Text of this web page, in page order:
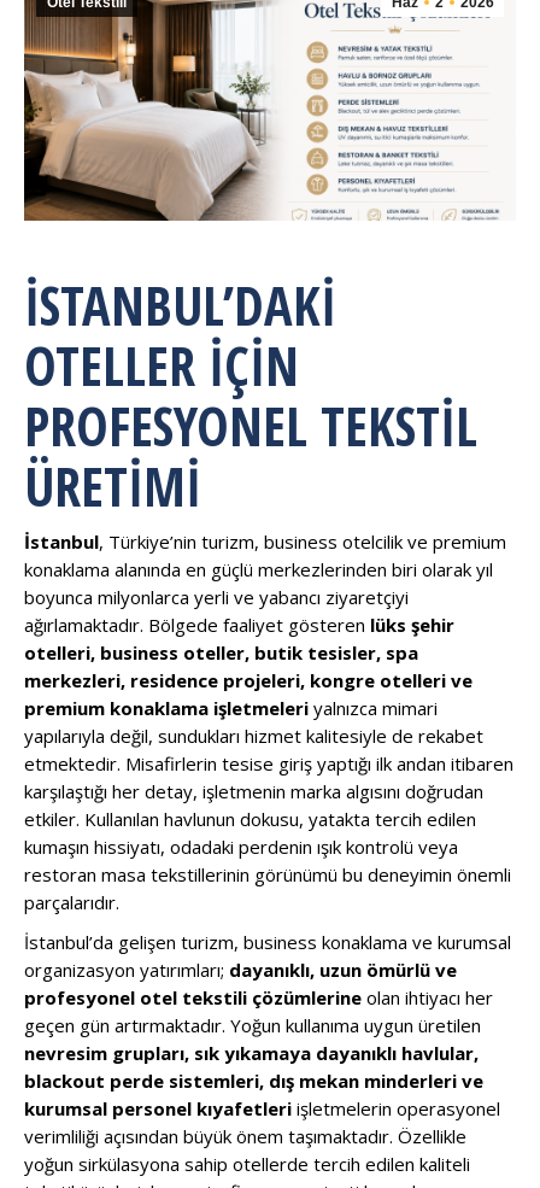
İSTANBUL’DAKI
OTELLER İÇIN
PROFESYONEL TEKSTIL
ÜRETIMI
İstanbul, Türkiye’nin turizm, business otelcilik ve premium
konaklama alanında en güçlü merkezlerinden biri olarak yıl
boyunca milyonlarca yerli ve yabancı ziyaretçiyi
ağırlamaktadır. Bölgede faaliyet gösteren lüks şehir
otelleri, business oteller, butik tesisler, spa
merkezleri, residence projeleri, kongre otelleri ve
premium konaklama işletmeleri yalnızca mimari
yapılarıyla değil, sundukları hizmet kalitesiyle de rekabet
etmektedir. Misafirlerin tesise giriş yaptığı ilk andan itibaren
karşılaştığı her detay, işletmenin marka algısını doğrudan
etkiler. Kullanılan havlunun dokusu, yatakta tercih edilen
kumaşın hissiyatı, odadaki perdenin ışık kontrolü veya
restoran masa tekstillerinin görünümü bu deneyimin önemli
parçalarıdır.
İstanbul’da gelişen turizm, business konaklama ve kurumsal
organizasyon yatırımları; dayanıklı, uzun ömürlü ve
profesyonel otel tekstili çözümlerine olan ihtiyacı her
geçen gün artırmaktadır. Yoğun kullanıma uygun üretilen
nevresim grupları, sık yıkamaya dayanıklı havlular,
blackout perde sistemleri, dış mekan minderleri ve
kurumsal personel kıyafetleri işletmelerin operasyonel
verimliliği açısından büyük önem taşımaktadır. Özellikle
yoğun sirkülasyona sahip otellerde tercih edilen kaliteli